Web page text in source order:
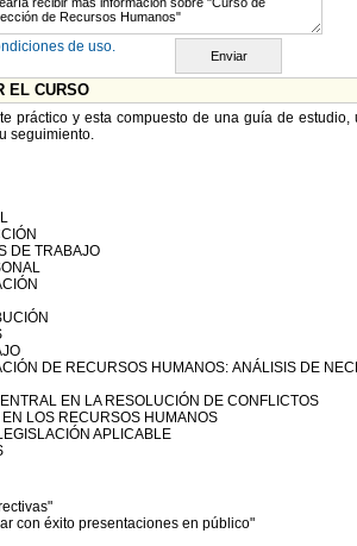
de uso.
EL CURSO
práctico y esta compuesto de una guía de
seguimiento.
DE TRABAJO
DE RECURSOS HUMANOS: ANÁLISIS DE
EN LA RESOLUCIÓN DE CONFLICTOS
LOS RECURSOS HUMANOS
APLICABLE
con éxito presentaciones en público"